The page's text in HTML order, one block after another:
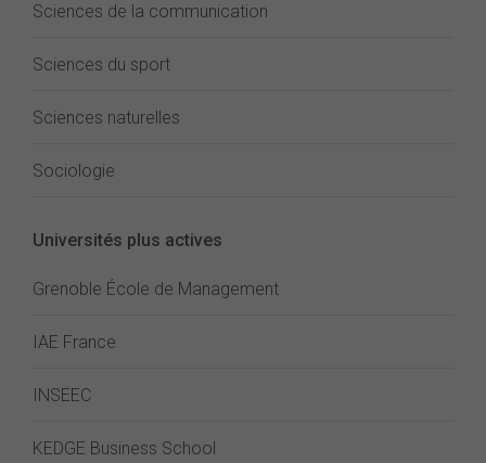
Sciences de la communication
Sciences du sport
Sciences naturelles
Sociologie
Universités plus actives
Grenoble École de Management
IAE France
INSEEC
KEDGE Business School